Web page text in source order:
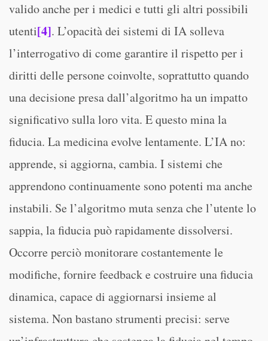
valido anche per i medici e tutti gli altri possibili
utenti[4]. L’opacità dei sistemi di IA solleva
l’interrogativo di come garantire il rispetto per i
diritti delle persone coinvolte, soprattutto quando
una decisione presa dall’algoritmo ha un impatto
significativo sulla loro vita. E questo mina la
fiducia. La medicina evolve lentamente. L’IA no:
apprende, si aggiorna, cambia. I sistemi che
apprendono continuamente sono potenti ma anche
instabili. Se l’algoritmo muta senza che l’utente lo
sappia, la fiducia può rapidamente dissolversi.
Occorre perciò monitorare costantemente le
modifiche, fornire feedback e costruire una fiducia
dinamica, capace di aggiornarsi insieme al
sistema. Non bastano strumenti precisi: serve